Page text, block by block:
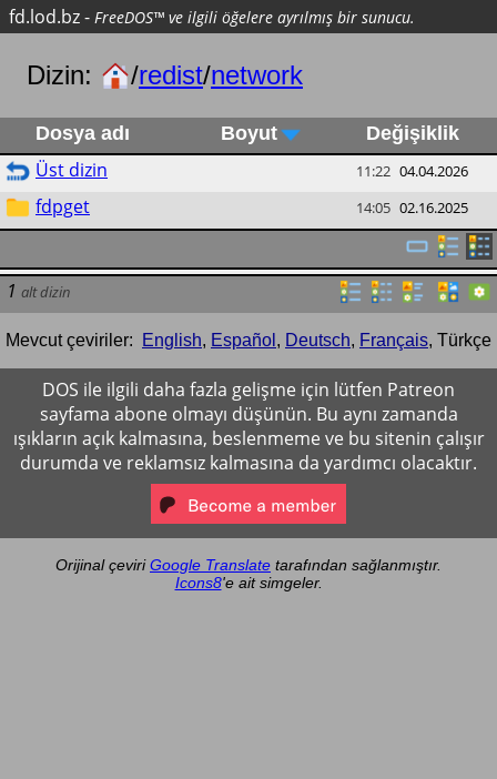
fd.lod.bz- FreeDOS™ ve ilgili öğelere ayrılmış bir sunucu.
Dizin: /redist/network
Dosya adı Boyut Değişiklik
Üst dizin 11:22 04.04.2026
fdpget 14:05 02.16.2025
1 alt dizin
Mevcut çeviriler: English, Español , Deutsch, Français, Türkçe
DOS ile ilgili daha fazla gelişme için lütfen Patreon
sayfama abone olmayı düşünün. Bu aynı zamanda
ışıkların açık kalmasına, beslenmeme ve bu sitenin çalışır
durumda ve reklamsız kalmasına da yardımcı olacaktır.
Orijinal çeviriGoogle Translate tarafından sağlanmıştır.
Icons8'e ait simgeler.